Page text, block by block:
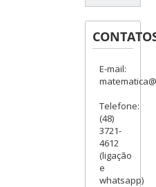
E-mail:
Telefone:
(48)
3721-
4612
(ligação
e
whatsapp)